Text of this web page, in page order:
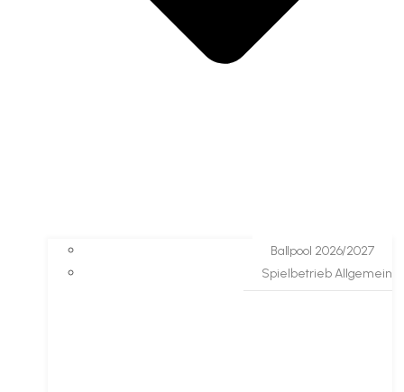
Ballpool 2026/2027
Spielbetrieb Allgemein